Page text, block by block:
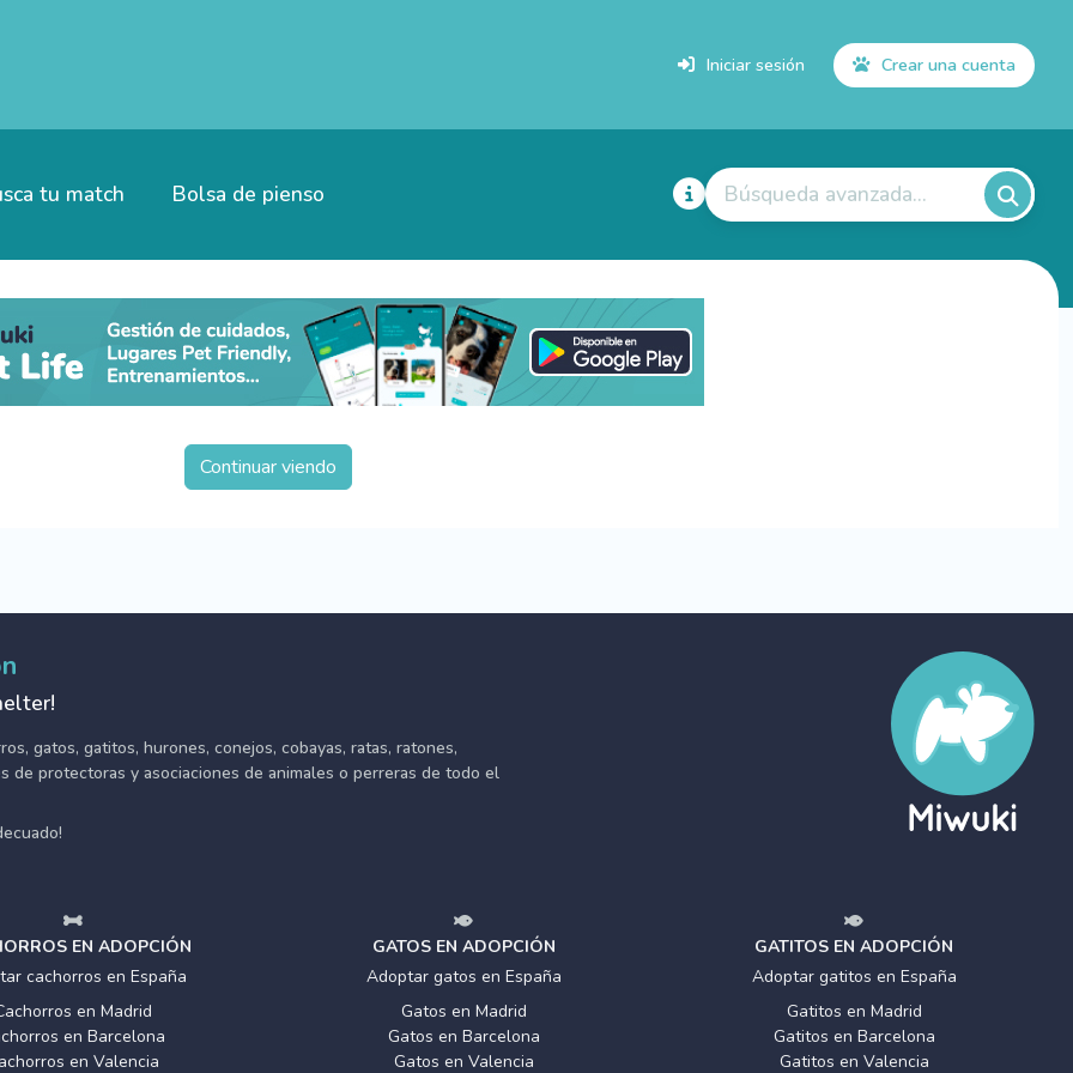
Iniciar sesión Crear una cuenta
tu match Bolsa de pienso Búsqueda avanzada...
Continuar viendo
gatos, gatitos, hurones, conejos, cobayas, ratas, ratones,
de protectoras y asociaciones de animales o perreras de todo el
EN ADOPCIÓN
cachorros en España
en Madrid
en Barcelona
en Valencia
GATOS EN ADOPCIÓN
Adoptar gatos en España
Gatos en Madrid
Gatos en Barcelona
Gatos en Valencia
GATITOS EN ADOPCIÓN
Adoptar gatitos en España
Gatitos en Madrid
Gatitos en Barcelona
Gatitos en Valencia